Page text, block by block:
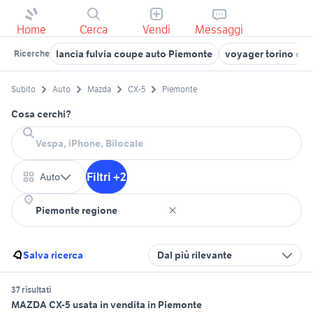
Home Cerca Vendi Messaggi
Ricerche lancia fulvia coupe auto Piemonte voyager torino e
Subito Auto Mazda CX-5 Piemonte
Cosa cerchi?
Auto Filtri +2
Salva ricerca Dal più rilevante
37 risultati
MAZDA CX-5 usata in vendita in Piemonte